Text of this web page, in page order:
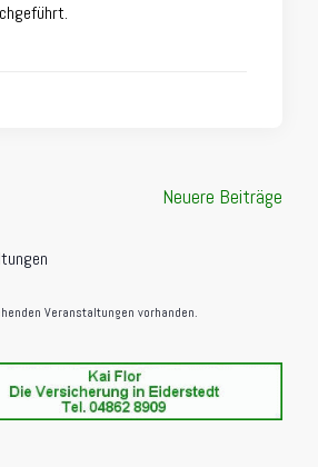
Neuere Beiträge
Veranstaltungen vorhanden.